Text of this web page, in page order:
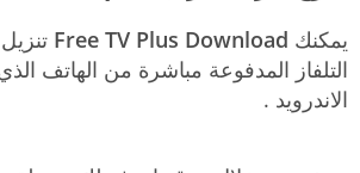
يمكنك Free TV Plus Download
التلفاز المدفوعة مباشرة من الهاتف
الاندرويد .